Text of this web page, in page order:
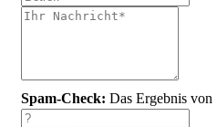
Spam-Check: Das Ergebnis von